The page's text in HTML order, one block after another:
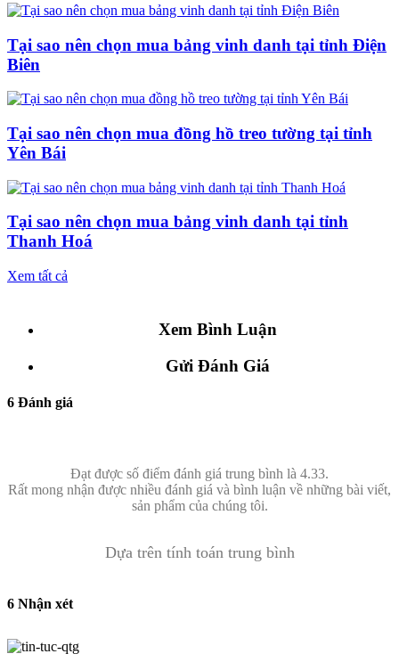
Tại sao nên chọn mua bảng vinh danh tại tỉnh Điện
Biên
Tại sao nên chọn mua đồng hồ treo tường tại tỉnh
Yên Bái
Tại sao nên chọn mua bảng vinh danh tại tỉnh
Thanh Hoá
Xem tất cả
Xem Bình Luận
Gửi Đánh Giá
6 Đánh giá
Đạt được số điểm đánh giá trung bình là 4.33.
Rất mong nhận được nhiều đánh giá và bình luận về những bài viết,
sản phẩm của chúng tôi.
Dựa trên tính toán trung bình
6 Nhận xét